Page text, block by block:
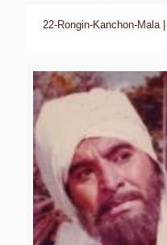
22-Rongin-Kanchon-Mala |